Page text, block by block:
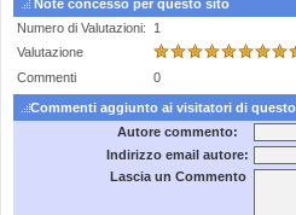
Note concesso per questo sito
Numero di Valutazioni:
1
Valutazione
Commenti
0
Commenti aggiunto ai visitatori di
Autore commento:
Indirizzo email autore:
Lascia un Commento